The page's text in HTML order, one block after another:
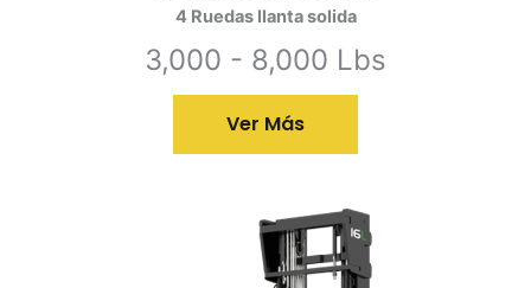
4 Ruedas llanta solida
3,000 - 8,000 Lbs
Ver Más